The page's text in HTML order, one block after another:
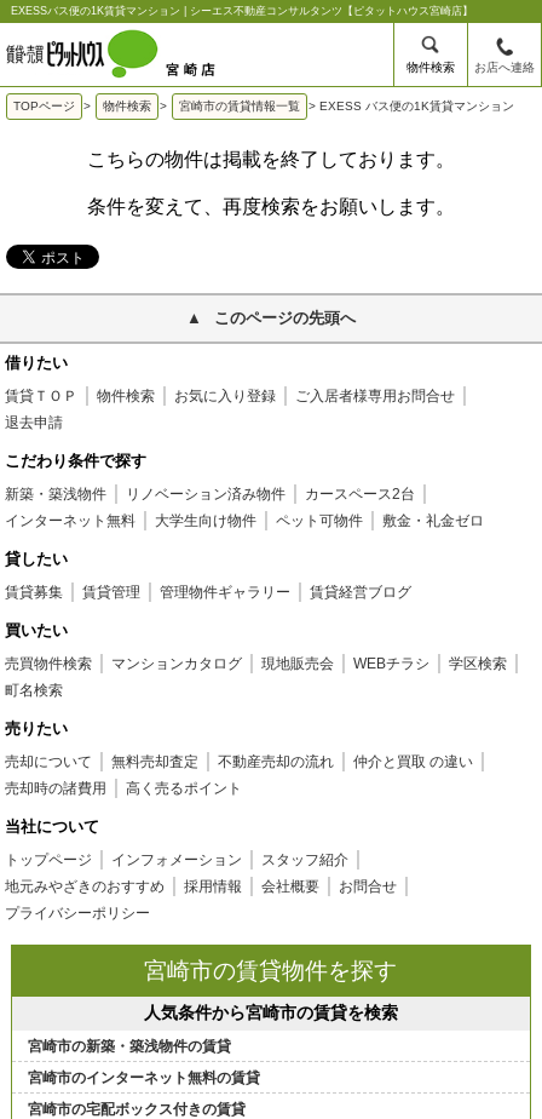
EXESSバス便の1K賃貸マンション | シーエス不動産コンサルタンツ【ピタットハウス宮崎店】
物件検索 お店へ連絡
TOPページ > 物件検索 > 宮崎市の賃貸情報一覧 > EXESS バス便の1K賃貸マンション
こちらの物件は掲載を終了しております。
条件を変えて、再度検索をお願いします。
このページの先頭へ
借りたい
賃貸ＴＯＰ 物件検索 お気に入り登録
ご入居者様専用お問合せ
退去申請
こだわり条件で探す
新築・築浅物件 リノベーション済み物件
カースペース2台
インターネット無料
大学生向け物件 ペット可物件 敷金・礼金ゼロ
貸したい
賃貸募集 賃貸管理 管理物件ギャラリー 賃貸経営ブログ
買いたい
売買物件検索 マンションカタログ 現地販売会 WEBチラシ
学区検索
町名検索
売りたい
売却について 無料売却査定 不動産売却の流れ
仲介と買取 の違い
売却時の諸費用
高く売るポイント
当社について
トップページ インフォメーション
スタッフ紹介
地元みやざきのおすすめ
採用情報 会社概要
お問合せ
プライバシーポリシー
宮崎市の賃貸物件を探す
人気条件から宮崎市の賃貸を検索
宮崎市の新築・築浅物件の賃貸
宮崎市のインターネット無料の賃貸
宮崎市の宅配ボックス付きの賃貸